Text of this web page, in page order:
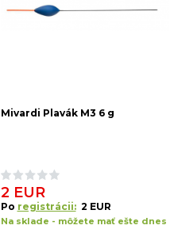
Mivardi Plavák M3 6 g
2 EUR
Po registrácii: 2 EUR
Na sklade - môžete mať ešte dnes